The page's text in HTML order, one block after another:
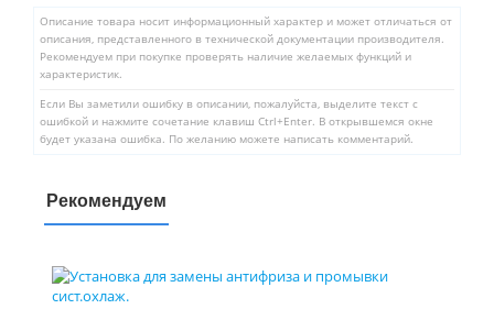
Описание товара носит информационный характер и может отличаться от
описания, представленного в технической документации производителя.
Рекомендуем при покупке проверять наличие желаемых функций и
характеристик.
Если Вы заметили ошибку в описании, пожалуйста, выделите текст с
ошибкой и нажмите сочетание клавиш Ctrl+Enter. В открывшемся окне
будет указана ошибка. По желанию можете написать комментарий.
Рекомендуем